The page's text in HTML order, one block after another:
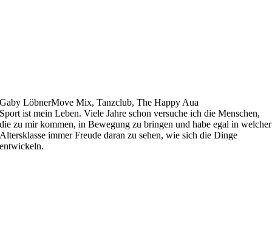
Gaby LöbnerMove Mix, Tanzclub, The Happy Aua
Sport ist mein Leben. Viele Jahre schon versuche ich die Menschen,
die zu mir kommen, in Bewegung zu bringen und habe egal in welcher
Altersklasse immer Freude daran zu sehen, wie sich die Dinge
entwickeln.